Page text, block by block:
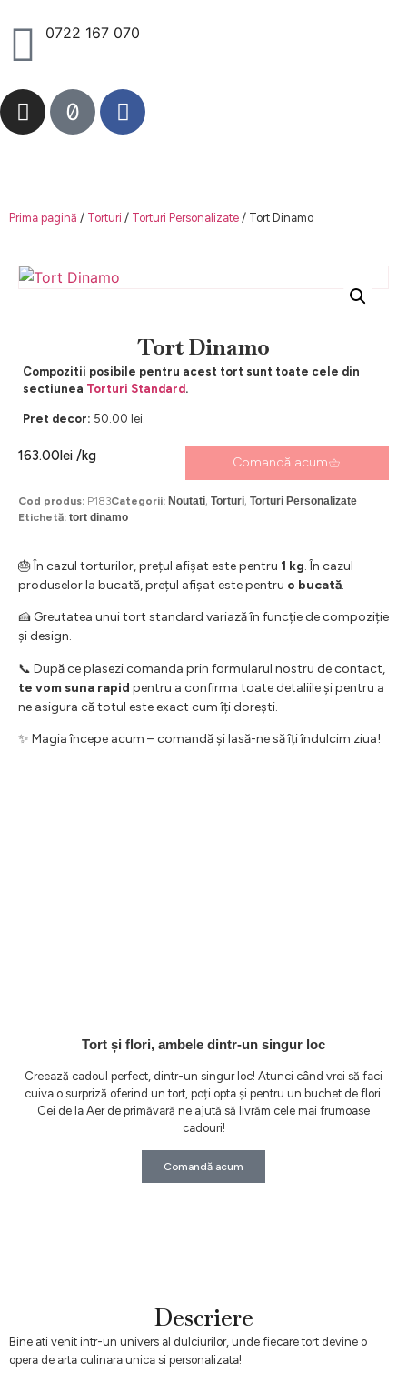
0722 167 070
Prima pagină / Torturi / Torturi Personalizate / Tort Dinamo
Tort Dinamo
Compozitii posibile pentru acest tort sunt toate cele din
sectiunea Torturi Standard .
Pret decor: 50.00 lei.
163.00lei /kg Comandă acum
Cod produs: P183Categorii: Noutati, Torturi, Torturi Personalizate
Etichetă: tort dinamo
🎂 În cazul torturilor, prețul afișat este pentru 1 kg. În cazul
produselor la bucată, prețul afișat este pentru o bucată.
🍰 Greutatea unui tort standard variază în funcție de compoziție
și design.
📞 După ce plasezi comanda prin formularul nostru de contact,
te vom suna rapid pentru a confirma toate detaliile și pentru a
ne asigura că totul este exact cum îți dorești.
✨ Magia începe acum – comandă și lasă-ne să îți îndulcim ziua!
Tort și flori, ambele dintr-un singur loc
Creează cadoul perfect, dintr-un singur loc! Atunci când vrei să faci
cuiva o surpriză oferind un tort, poți opta și pentru un buchet de flori.
Cei de la Aer de primăvară ne ajută să livrăm cele mai frumoase
cadouri!
Comandă acum
Descriere
Bine ati venit intr-un univers al dulciurilor, unde fiecare tort devine o
opera de arta culinara unica si personalizata!